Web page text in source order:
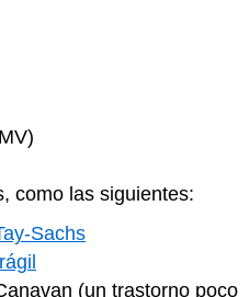
como las siguientes:
Sachs
(un trastorno poco